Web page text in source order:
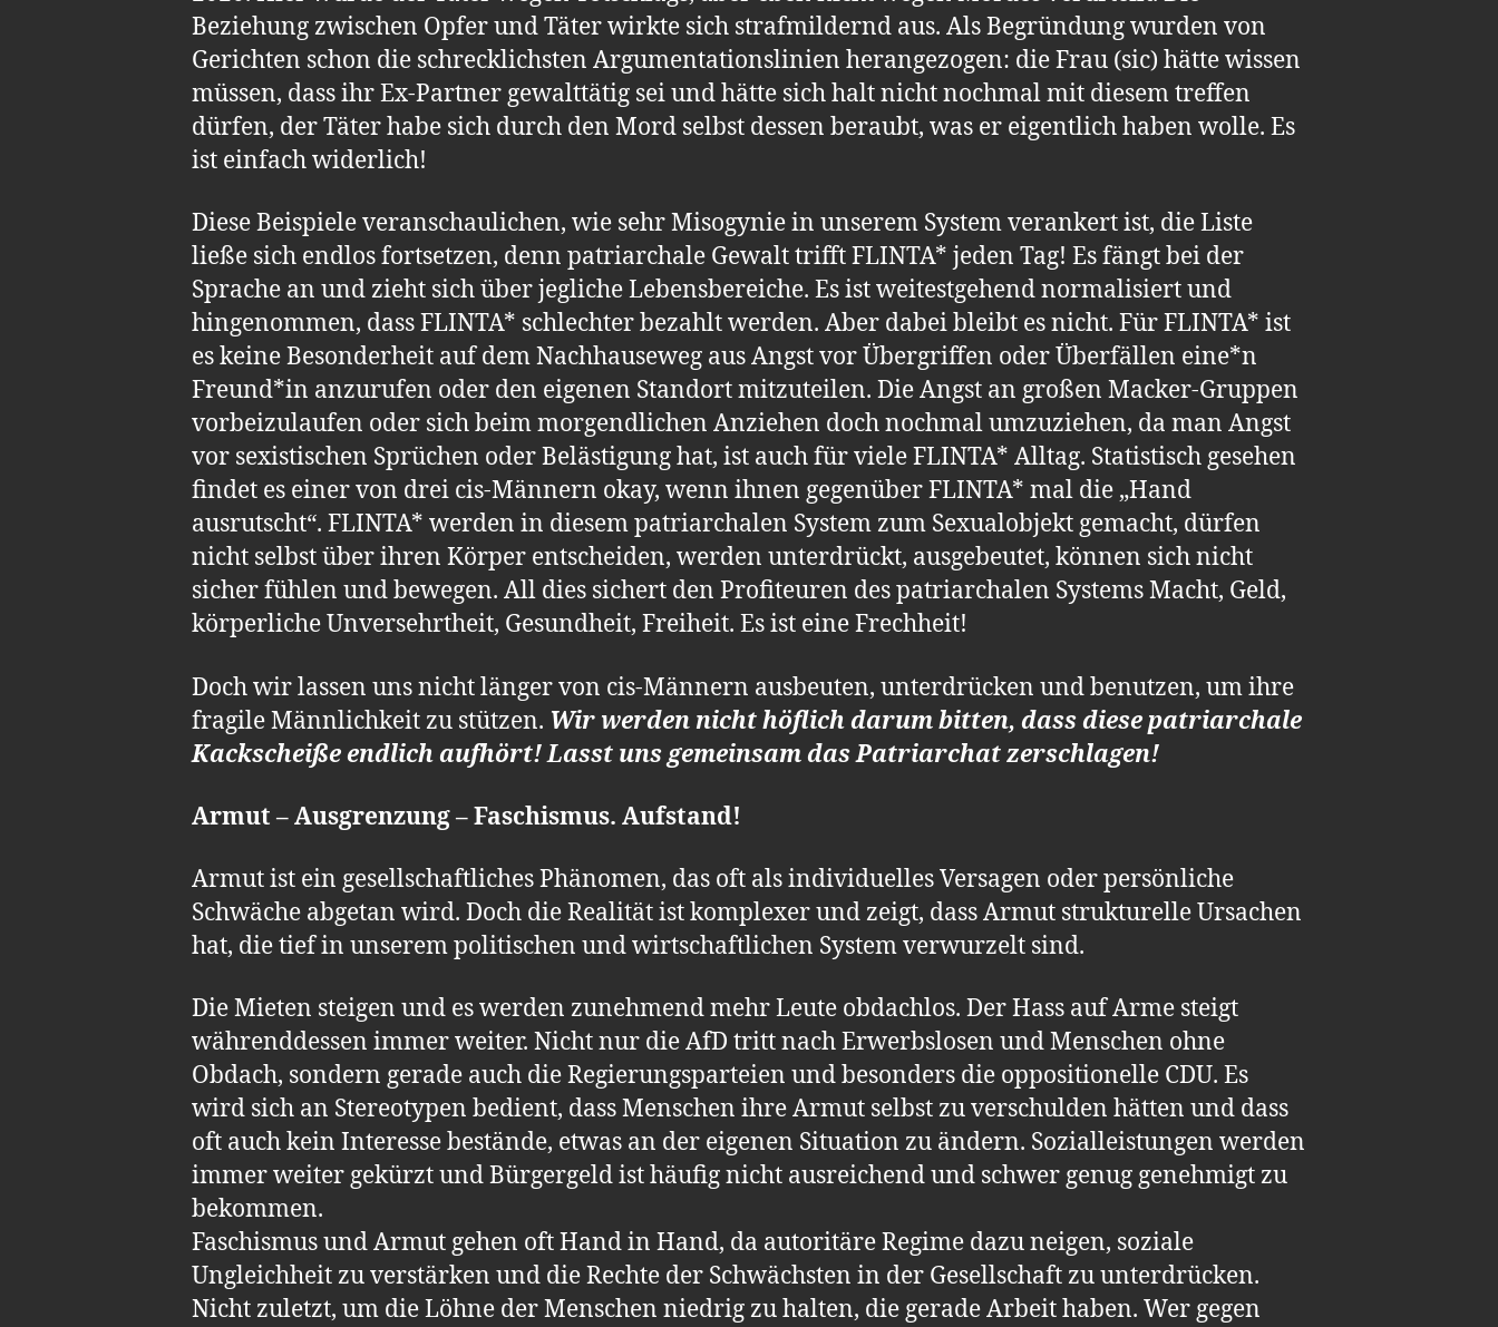
Beziehung zwischen Opfer und Täter wirkte sich strafmildernd aus. Als Begründung wurden von
Gerichten schon die schrecklichsten Argumentationslinien herangezogen: die Frau (sic) hätte wissen
müssen, dass ihr Ex-Partner gewalttätig sei und hätte sich halt nicht nochmal mit diesem treffen
dürfen, der Täter habe sich durch den Mord selbst dessen beraubt, was er eigentlich haben wolle. Es
ist einfach widerlich!
Diese Beispiele veranschaulichen, wie sehr Misogynie in unserem System verankert ist, die Liste
ließe sich endlos fortsetzen, denn patriarchale Gewalt trifft FLINTA* jeden Tag! Es fängt bei der
Sprache an und zieht sich über jegliche Lebensbereiche. Es ist weitestgehend normalisiert und
hingenommen, dass FLINTA* schlechter bezahlt werden. Aber dabei bleibt es nicht. Für FLINTA* ist
es keine Besonderheit auf dem Nachhauseweg aus Angst vor Übergriffen oder Überfällen eine*n
Freund*in anzurufen oder den eigenen Standort mitzuteilen. Die Angst an großen Macker-Gruppen
vorbeizulaufen oder sich beim morgendlichen Anziehen doch nochmal umzuziehen, da man Angst
vor sexistischen Sprüchen oder Belästigung hat, ist auch für viele FLINTA* Alltag. Statistisch gesehen
findet es einer von drei cis-Männern okay, wenn ihnen gegenüber FLINTA* mal die „Hand
ausrutscht“. FLINTA* werden in diesem patriarchalen System zum Sexualobjekt gemacht, dürfen
nicht selbst über ihren Körper entscheiden, werden unterdrückt, ausgebeutet, können sich nicht
sicher fühlen und bewegen. All dies sichert den Profiteuren des patriarchalen Systems Macht, Geld,
körperliche Unversehrtheit, Gesundheit, Freiheit. Es ist eine Frechheit!
Doch wir lassen uns nicht länger von cis-Männern ausbeuten, unterdrücken und benutzen, um ihre
fragile Männlichkeit zu stützen. Wir werden nicht höflich darum bitten, dass diese patriarchale
Kackscheiße endlich aufhört! Lasst uns gemeinsam das Patriarchat zerschlagen!
Armut – Ausgrenzung – Faschismus. Aufstand!
Armut ist ein gesellschaftliches Phänomen, das oft als individuelles Versagen oder persönliche
Schwäche abgetan wird. Doch die Realität ist komplexer und zeigt, dass Armut strukturelle Ursachen
hat, die tief in unserem politischen und wirtschaftlichen System verwurzelt sind.
Die Mieten steigen und es werden zunehmend mehr Leute obdachlos. Der Hass auf Arme steigt
währenddessen immer weiter. Nicht nur die AfD tritt nach Erwerbslosen und Menschen ohne
Obdach, sondern gerade auch die Regierungsparteien und besonders die oppositionelle CDU. Es
wird sich an Stereotypen bedient, dass Menschen ihre Armut selbst zu verschulden hätten und dass
oft auch kein Interesse bestände, etwas an der eigenen Situation zu ändern. Sozialleistungen werden
immer weiter gekürzt und Bürgergeld ist häufig nicht ausreichend und schwer genug genehmigt zu
bekommen.
Faschismus und Armut gehen oft Hand in Hand, da autoritäre Regime dazu neigen, soziale
Ungleichheit zu verstärken und die Rechte der Schwächsten in der Gesellschaft zu unterdrücken.
Nicht zuletzt, um die Löhne der Menschen niedrig zu halten, die gerade Arbeit haben. Wer gegen